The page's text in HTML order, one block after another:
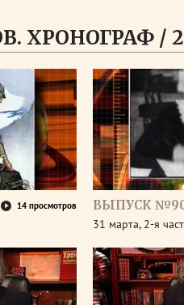
ХРОНОГРАФ /
14 просмотров ВЫПУСК
31 марта, 2-я